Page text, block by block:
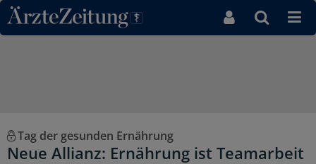
Direkt zum Inhaltsbereich
Tag der gesunden Ernährung
Neue Allianz: Ernährung ist Teamarbeit